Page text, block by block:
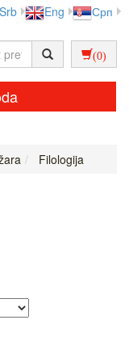
Srb Eng Срп
(0)
Filologija